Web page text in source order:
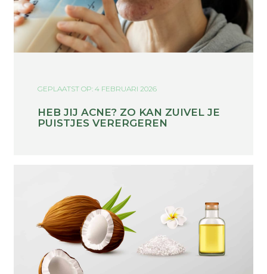
HEB JIJ ACNE? ZO KAN ZUIVEL JE
PUISTJES VERERGEREN
GEPLAATST OP: 4 FEBRUARI 2026